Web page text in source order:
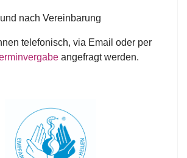
und nach Vereinbarung
telefonisch, via Email oder per
angefragt werden.